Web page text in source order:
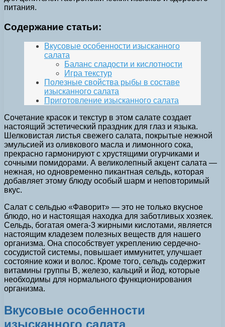
питания.
Содержание статьи:
Вкусовые особенности изысканного
салата
Баланс сладости и кислотности
Игра текстур
Полезные свойства рыбы в составе
изысканного салата
Приготовление изысканного салата
Сочетание красок и текстур в этом салате создает
настоящий эстетический праздник для глаз и языка.
Шелковистая листья свежего салата, покрытые нежной
эмульсией из оливкового масла и лимонного сока,
прекрасно гармонируют с хрустящими огурчиками и
сочными помидорами. А великолепный акцент салата —
нежная, но одновременно пикантная сельдь, которая
добавляет этому блюду особый шарм и неповторимый
вкус.
Салат с сельдью «Фаворит» — это не только вкусное
блюдо, но и настоящая находка для заботливых хозяек.
Сельдь, богатая омега-3 жирными кислотами, является
настоящим кладезем полезных веществ для нашего
организма. Она способствует укреплению сердечно-
сосудистой системы, повышает иммунитет, улучшает
состояние кожи и волос. Кроме того, сельдь содержит
витамины группы В, железо, кальций и йод, которые
необходимы для нормального функционирования
организма.
Вкусовые особенности